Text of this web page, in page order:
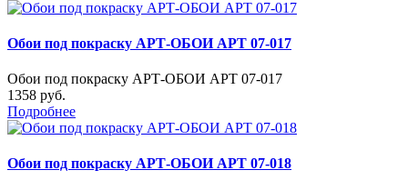
Обои под покраску АРТ-ОБОИ АРТ 07-017
Обои под покраску АРТ-ОБОИ АРТ 07-017
1358 руб.
Подробнее
Обои под покраску АРТ-ОБОИ АРТ 07-018